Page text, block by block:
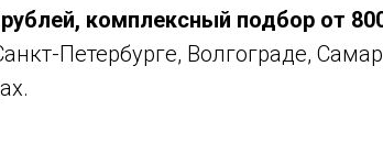
комплексный подбор от
Петербурге, Волгограде,